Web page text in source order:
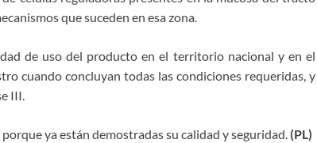
que suceden en esa zona.
de uso del producto en el territorio nacional y en el
cuando concluyan todas las condiciones requeridas, y
III.
ya están demostradas su calidad y seguridad.(PL)